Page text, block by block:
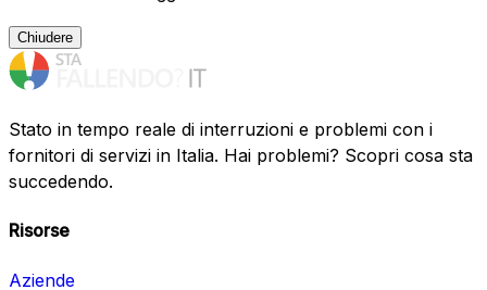
Chiudere
Stato in tempo reale di interruzioni e problemi con i
fornitori di servizi in Italia. Hai problemi? Scopri cosa sta
succedendo.
Risorse
Aziende